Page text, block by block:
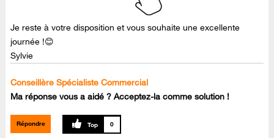
Je reste à votre disposition et vous souhaite une excellente
journée !😊
Sylvie
Conseillère Spécialiste Commercial
Ma réponse vous a aidé ? Acceptez-la comme solution !
Répondre 0